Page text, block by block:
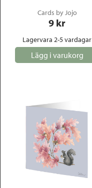
Cards by Jojo
9 kr
Lagervara 2-5 vardagar
Lägg i varukorg